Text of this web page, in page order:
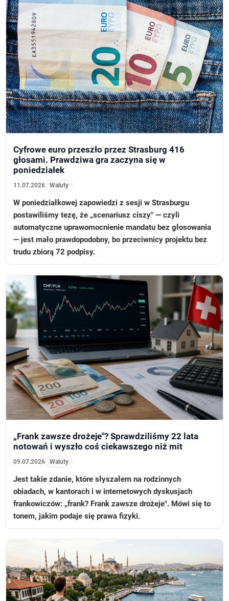
Cyfrowe euro przeszło przez Strasburg 416
głosami. Prawdziwa gra zaczyna się w
poniedziałek
11.07.2026 Waluty
W poniedziałkowej zapowiedzi z sesji w Strasburgu
postawiliśmy tezę, że „scenariusz ciszy" — czyli
automatyczne uprawomocnienie mandatu bez głosowania
— jest mało prawdopodobny, bo przeciwnicy projektu bez
trudu zbiorą 72 podpisy.
„Frank zawsze drożeje"? Sprawdziliśmy 22 lata
notowań i wyszło coś ciekawszego niż mit
09.07.2026 Waluty
Jest takie zdanie, które słyszałem na rodzinnych
obiadach, w kantorach i w internetowych dyskusjach
frankowiczów: „frank? Frank zawsze drożeje". Mówi się to
tonem, jakim podaje się prawa fizyki.